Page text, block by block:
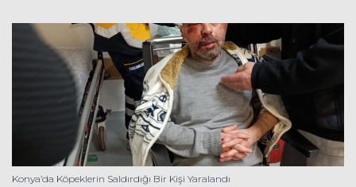
Konya’da Köpeklerin Saldırdığı Bir Kişi Yaralandı